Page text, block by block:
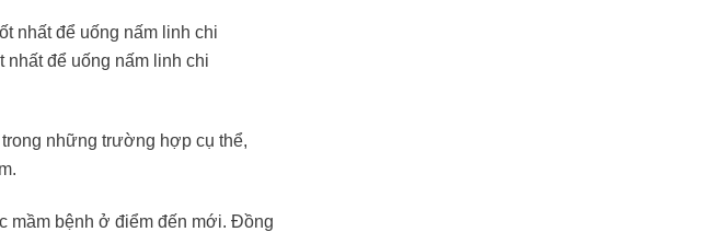
nhất để uống nấm linh chi
những trường hợp cụ thể,
mầm bệnh ở điểm đến mới. Đồng